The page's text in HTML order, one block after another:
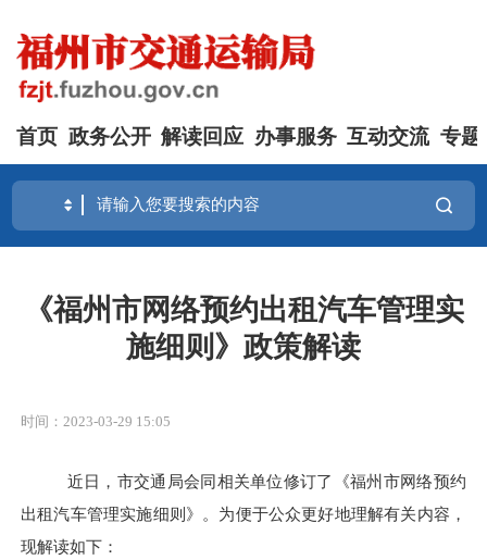
首页 政务公开 解读回应 办事服务 互动交流 专题
《福州市网络预约出租汽车管理实
施细则》政策解读
时间：2023-03-29 15:05
近日，市交通局会同相关单位修订了《福州市网络预约
出租汽车管理实施细则》。为便于公众更好地理解有关内容，
现解读如下：